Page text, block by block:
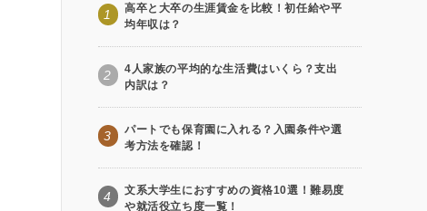
1
高卒と大卒の生涯賃金を比較！初任給や平
均年収は？
2
4人家族の平均的な生活費はいくら？支出
内訳は？
3
パートでも保育園に入れる？入園条件や選
考方法を確認！
4
文系大学生におすすめの資格10選！難易度
や就活役立ち度一覧！